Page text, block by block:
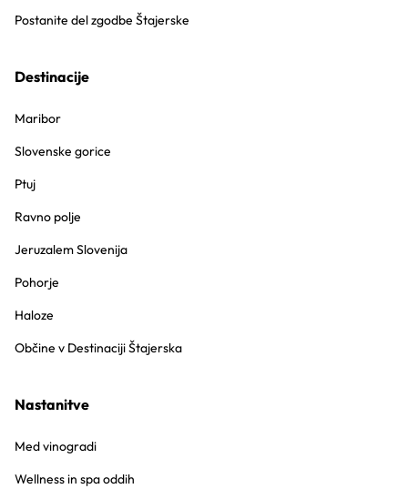
Postanite del zgodbe Štajerske
Destinacije
Maribor
Slovenske gorice
Ptuj
Ravno polje
Jeruzalem Slovenija
Pohorje
Haloze
Občine v Destinaciji Štajerska
Nastanitve
Med vinogradi
Wellness in spa oddih